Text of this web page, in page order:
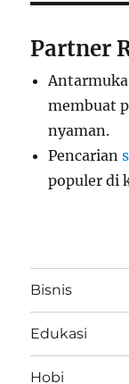
Partner
membuat
nyaman.
Pencarian
populer di
Bisnis
Edukasi
Hobi